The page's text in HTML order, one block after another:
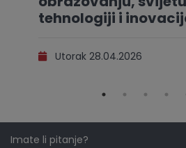
tehnologiji i
Utorak 28.04.2026
Imate li pitanje?